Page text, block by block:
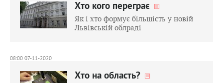
Хто кого переграє
Як і хто формує більшість у новій
Львівській облраді
08:00 07-11-2020
Хто на область?